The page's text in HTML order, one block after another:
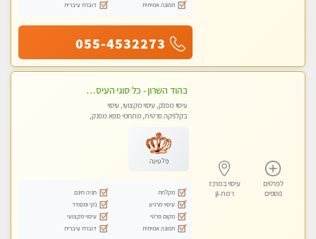
תמונה אמיתית
דוברת עיברית
055-4532273
לפרטים
נוספים
עיסוי במרכז
רמת-גן
בהוד השרון - כל סוגי העיסויים מעסה מקצועית ואיכותית פרטי!!!
עיסוי מפנק, עיסוי מקצועי, עיסוי
בקלניקה פרטית, מתחמי ספא מפנק,
פלטינה
מקלחת
חניה חינם
עיסוי מרגיע
נקי ומסודר
מקום פרטי
עיסוי מקצועי
תמונה אמיתית
דוברת עיברית